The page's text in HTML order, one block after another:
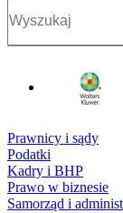
Prawnicy i sądy
Podatki
Kadry i BHP
Prawo w biznesie
Samorząd i